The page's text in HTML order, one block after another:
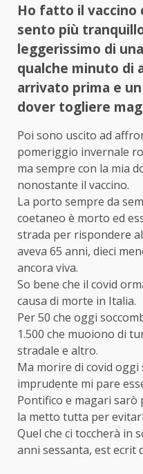
Ho fatto il vaccino
sento più
leggerissimo di
qualche minuto di
arrivato prima e
dover togliere
Poi sono uscito ad
pomeriggio invernale
ma sempre con la mia
nonostante il vaccino.
La porto sempre da
coetaneo è morto ed
strada per rispondere
aveva 65 anni, dieci
ancora viva.
So bene che il covid
causa di morte in Italia.
Per 50 che oggi
1.500 che muoiono di
stradale e altro.
Ma morire di covid oggi
imprudente mi pare
Pontifico e magari sarò
la metto tutta per
Quel che ci toccherà in
anni sessanta, est ecrit